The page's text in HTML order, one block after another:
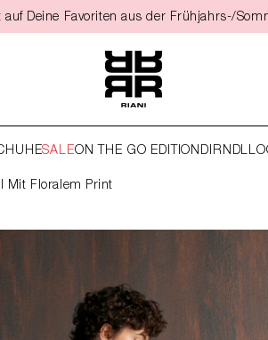
Deine Favoriten aus der Frühjahrs-/
SALEON THE GO EDITION DIRNDL
Mit Floralem Print